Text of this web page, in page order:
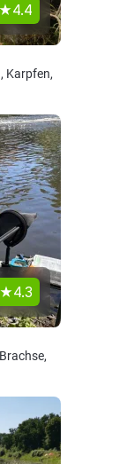
4.4
Karpfen,
4.3